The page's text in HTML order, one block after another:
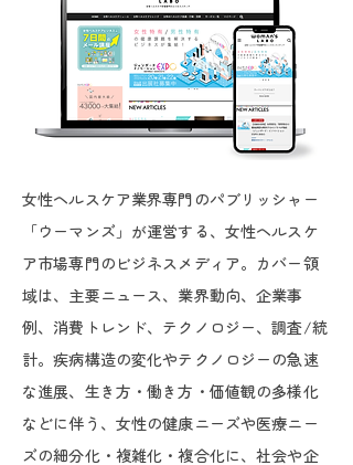
女性ヘルスケア業界専門のパブリッシャー
「ウーマンズ」が運営する、女性ヘルスケ
ア市場専門のビジネスメディア。カバー領
域は、主要ニュース、業界動向、企業事
例、消費トレンド、テクノロジー、調査/統
計。疾病構造の変化やテクノロジーの急速
な進展、生き方・働き方・価値観の多様化
などに伴う、女性の健康ニーズや医療ニー
ズの細分化・複雑化・複合化に、社会や企